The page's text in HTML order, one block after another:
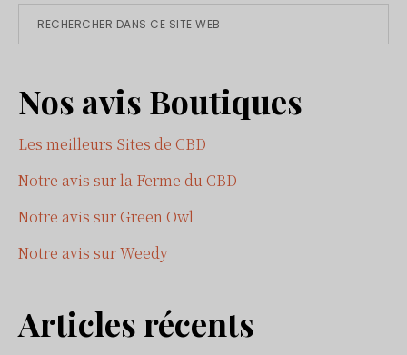
Barre
principale
Rechercher
dans
site
Nos avis Boutiques
Les meilleurs Sites de CBD
Notre avis sur la Ferme du CBD
Notre avis sur Green Owl
Notre avis sur Weedy
Articles récents